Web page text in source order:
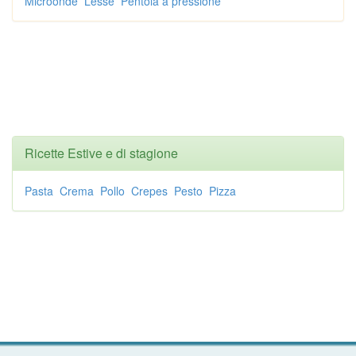
Ricette Estive e di stagione
Pasta Crema Pollo Crepes Pesto Pizza